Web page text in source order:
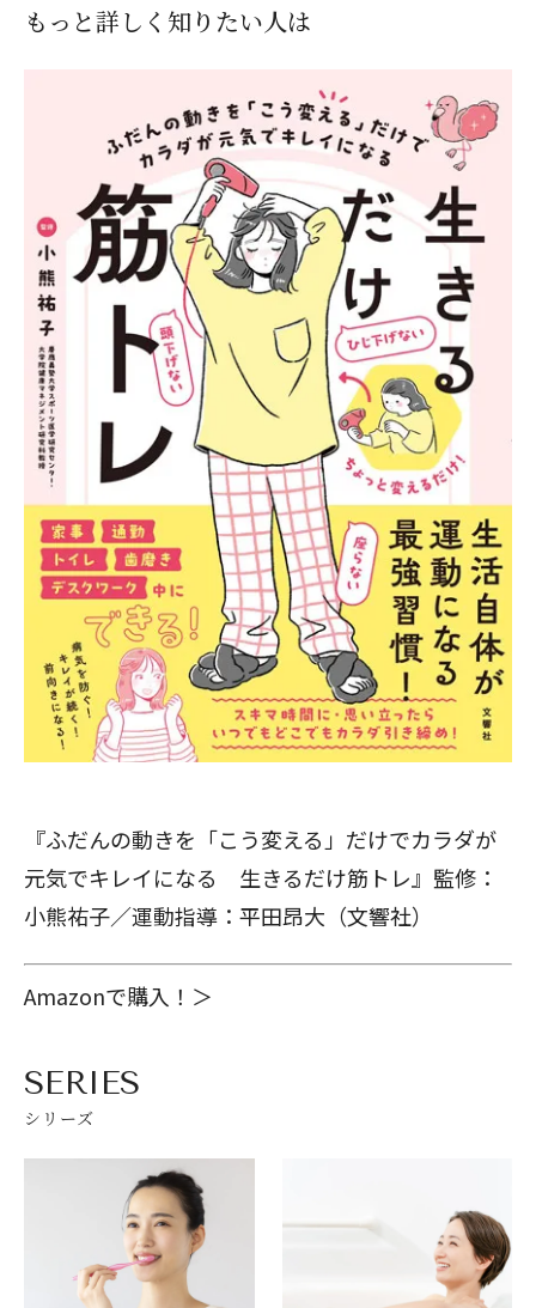
もっと詳しく知りたい人は
『ふだんの動きを「こう変える」だけでカラダが
元気でキレイになる 生きるだけ筋トレ』監修：
小熊祐子／運動指導：平田昂大（文響社）
Amazonで購入！＞
SERIES
シリーズ
閉じる